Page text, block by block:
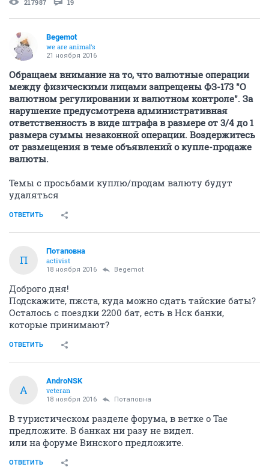
217987 19
Begemot
we are animal's
21 ноября 2016
Обращаем внимание на то, что валютные операции
между физическими лицами запрещены ФЗ-173 "О
валютном регулировании и валютном контроле". За
нарушение предусмотрена административная
ответственность в виде штрафа в размере от 3/4 до 1
размера суммы незаконной операции. Воздержитесь
от размещения в теме объявлений о купле-продаже
валюты.
Темы с просьбами куплю/продам валюту будут
удаляться
ОТВЕТИТЬ
П
Потаповна
activist
18 ноября 2016 Begemot
Доброго дня!
Подскажите, пжста, куда можно сдать тайские баты?
Осталось с поездки 2200 бат, есть в Нск банки,
которые принимают?
ОТВЕТИТЬ
A
AndroNSK
veteran
18 ноября 2016 Потаповна
В туристическом разделе форума, в ветке о Тае
предложите. В банках ни разу не видел.
или на форуме Винского предложите.
ОТВЕТИТЬ